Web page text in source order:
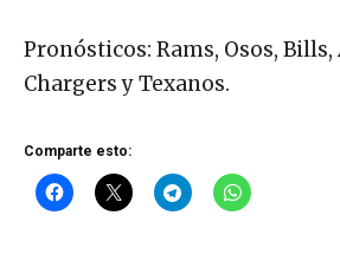
Pronósticos: Rams, Osos, Bills,
Chargers y Texanos.
Comparte esto: